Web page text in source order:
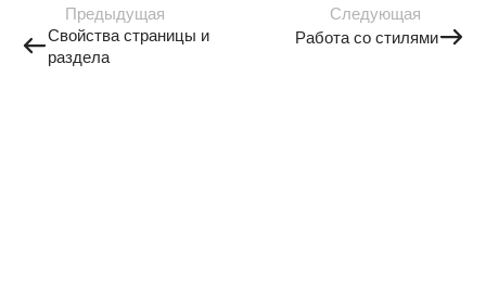
Предыдущая
Свойства страницы и
раздела
Следующая
Работа со стилями